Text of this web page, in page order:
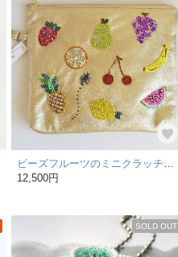
12,500円
SOLD OUT